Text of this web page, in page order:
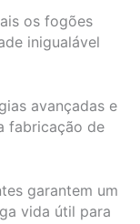
os fogões
inigualável
avançadas e
fabricação de
garantem um
vida útil para